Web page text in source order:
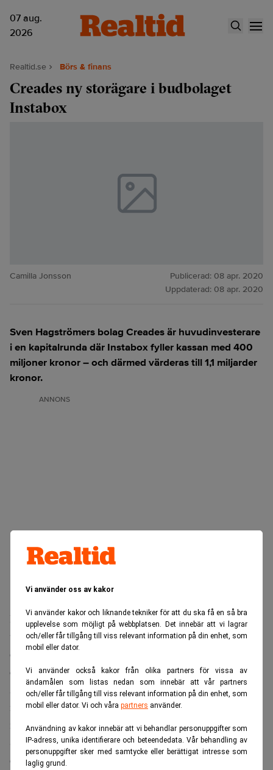
Vi använder oss av kakor
Vi använder kakor och liknande tekniker för att du ska få en så bra
upplevelse som möjligt på webbplatsen. Det innebär att vi lagrar
och/eller får tillgång till viss relevant information på din enhet, som
mobil eller dator.
Vi använder också kakor från olika partners för vissa av
ändamålen som listas nedan som innebär att vår partners
och/eller får tillgång till viss relevant information på din enhet, som
mobil eller dator. Vi och våra partners använder.
Användning av kakor innebär att vi behandlar personuppgifter som
IP-adress, unika identifierare och beteendedata. Vår behandling av
personuppgifter sker med samtycke eller berättigat intresse som
laglig grund.
07 aug.
2026
Realtid.se Börs & finans
Creades ny storägare i budbolaget
Instabox
Camilla Jonsson Publicerad: 08 apr. 2020
Uppdaterad: 08 apr. 2020
Sven Hagströmers bolag Creades är huvudinvesterare
i en kapitalrunda där Instabox fyller kassan med 400
miljoner kronor – och därmed värderas till 1,1 miljarder
kronor.
ANNONS
Bolaget – vars affärsmodell är att leverera e-handelsvaror
till skåp som mottagaren kan öppna med en kod – såg en
ökning med 40 procent mot prognos i mars på grund av
coronakrisen. Det rapporterar DI Digital.
Av de 400 miljoner som nu kommer in i bolaget är 100
miljoner försäljning av befintliga aktier, 50 miljoner en
nyemission och 250 miljoner beskrivs som en lånefacilitet.
Sven Hagströmers Creades går in med 75 miljoner kronor
och blir ny storägare. En annan ny investerare är